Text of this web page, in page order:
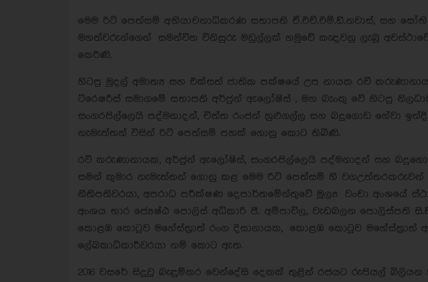
මෙම රිට් පෙත්සම් අභියාචනාධිකරණ සභාපති ඒ.එච්.එම්.ඞී.නවාස්, සහ
මහත්වරුන්ගෙන් සමන්විත විනිසුරු මඩුල්ලක් හමුවේ කැඳවනු ලැබු
කෙරිණි.
හිටපු මුදල් අමාත්‍ය සහ එක්සත් ජාතික පක්ෂයේ උප නායක රවී
ට්රෙෂරීස් සමාගමේ සභාපති අර්ජුන් ඇලෝෂිස් , මහ බැංකු වේ හිටපු
සංගරපිල්ලෙයි පද්මනාදන්, චිත්ත රංජන් හුළුගල්ල සහ බදුගොඩ හේවා
නැමැත්තන් විසින් රිට් පෙත්සම් පහක් ගොනු කොට තිබිණි.
රවී කරුණානායක, අර්ජුන් ඇලෝෂිස්, සංගරපිල්ලෙයි පද්මනාදන් සහ
සමන් කුමාර නැමැත්තන් ගොනු කළ මෙම රිට් පෙත්සම් හී වගඋත්තරකරුවන්
නීතිපතිවරයා, අපරාධ පරීක්ෂණ දෙපාර්තමේන්තුවේ මූල්‍ය වංචා අංශයේ
අංශය භාර ජ්‍යෙෂ්ඨ පොලිස් අධිකාරි පී. අම්පාවිල, වැඩබලන පොලිස්පති
කොළඹ කොටුව මහේස්ත‍්‍රාත් රංග දිසානායක, කොළඹ කොටුව මහේස්ත‍්‍රාත්
ලේඛකාධිකාරීවරයා නම් කොට ඇත.
2016 වසරේ සිදුවූ බැඳුම්කර වෙන්දේසි දෙකක් තුළින් රජයට රුපියල් බිලියන